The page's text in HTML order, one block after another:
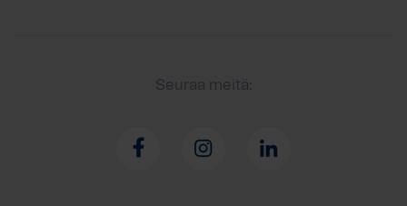
Seuraa meitä: